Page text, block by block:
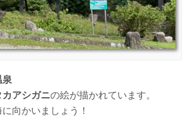
カアシガニの絵が描かれています。
向かいましょう！